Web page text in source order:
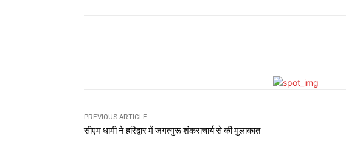
PREVIOUS ARTICLE
सीएम धामी ने हरिद्वार में जगत्गुरू शंकराचार्य से की मुलाकात